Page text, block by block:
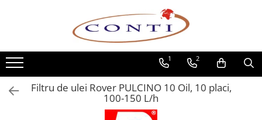
Toate Produsele
Casa si Gradina
Utilaje pentru gradina si accesorii
Atomizoare si Pulverizatoare
1 2
Filtru de ulei Rover PULCINO 10 Oil, 10 placi,
100-150 L/h